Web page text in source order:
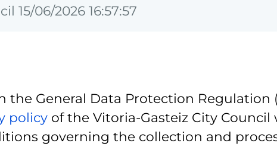
15/06/2026 16:57:57
the General Data Protection Regulation
policy of the Vitoria-Gasteiz City
governing the collection and